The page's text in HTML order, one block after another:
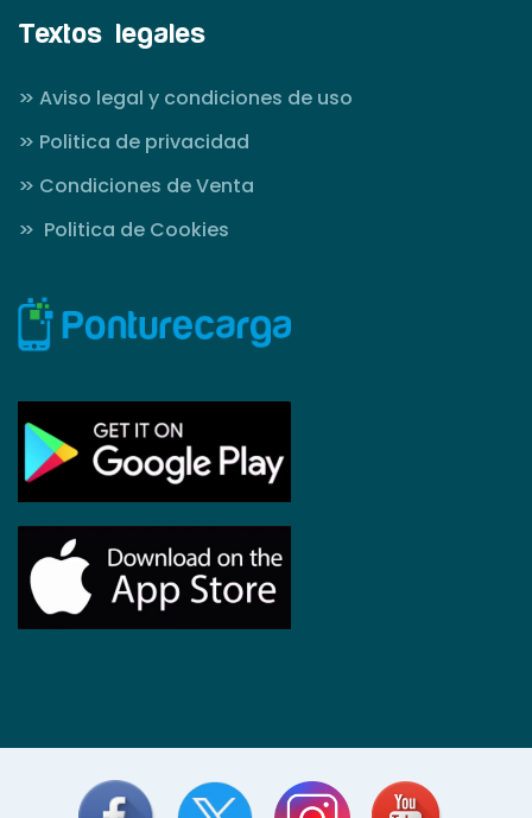
Textos legales
>> Aviso legal y condiciones de uso
>> Politica de privacidad
>> Condiciones de Venta
>> Politica de Cookies